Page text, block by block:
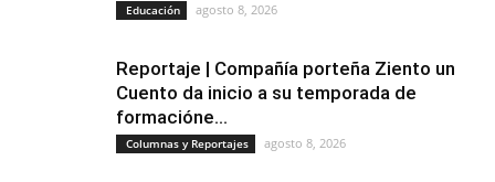
Educación agosto 8, 2026
Reportaje | Compañía porteña Ziento un
Cuento da inicio a su temporada de
formacióne...
Columnas y Reportajes agosto 8, 2026